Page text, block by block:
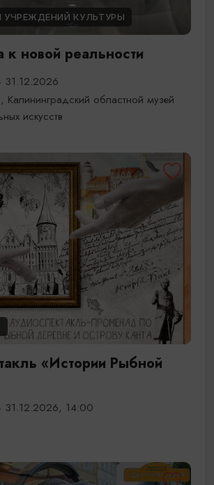
УЧРЕЖДЕНИЙ КУЛЬТУРЫ
к новой реальности
31.12.2026
Калининградский областной музей
искусств
«Истории Рыбной
31.12.2026, 14:00